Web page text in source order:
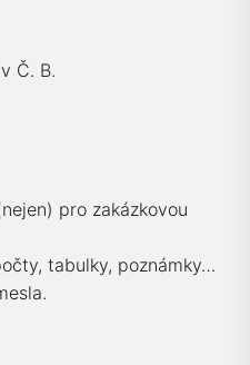
Č. B.
pro zakázkovou
tabulky, poznámky…